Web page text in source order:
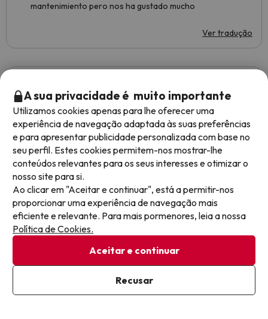
mantenimiento pero nos ha gustado mucho
Ver tradução
Abril 2026
La ubicación del hotel es perfecta para la temporada de
ski
Ver tradução
Muito bom
7.7
Ana Viajou em família
Março 2026
La cercanía a las pistas está muy bien. El bufet sencillo
A sua privacidade é muito importante
Utilizamos cookies apenas para lhe oferecer uma
experiência de navegação adaptada às suas preferências
e para apresentar publicidade personalizada com base no
seu perfil. Estes cookies permitem-nos mostrar-lhe
conteúdos relevantes para os seus interesses e otimizar o
nosso site para si.
Ao clicar em "Aceitar e continuar", está a permitir-nos
proporcionar uma experiência de navegação mais
eficiente e relevante. Para mais pormenores, leia a nossa
Política de Cookies.
Aceitar e continuar
Recusar